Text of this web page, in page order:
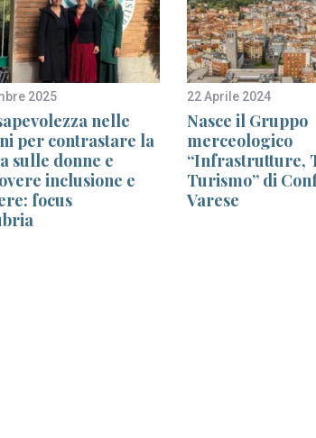
2025
nelle
per contrastare la
sulle donne e
inclusione e
focus
22 Aprile 2024
Nasce il Gruppo
merceologico
“Infrastrutture,
Turismo” di
Varese